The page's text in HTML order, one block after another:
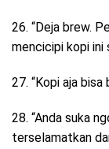
26. “Deja brew.
mencicipi kopi ini
27. “Kopi aja bisa
28. “Anda suka
terselamatkan